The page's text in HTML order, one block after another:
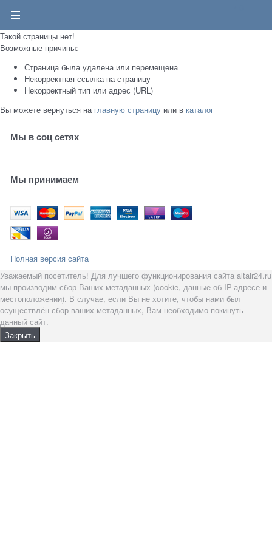
Такой страницы нет!
Возможные причины:
Страница была удалена или перемещена
Некорректная ссылка на страницу
Некорректный тип или адрес (URL)
Вы можете вернуться на главную страницу или в каталог
Мы в соц сетях
Мы принимаем
Полная версия сайта
Уважаемый посетитель! Для лучшего функционирования сайта altair24.ru
мы производим сбор Ваших метаданных (cookie, данные об IP-адресе и
местоположении). В случае, если Вы не хотите, чтобы нами был
осуществлён сбор ваших метаданных, Вам необходимо покинуть
данный сайт.
Закрыть